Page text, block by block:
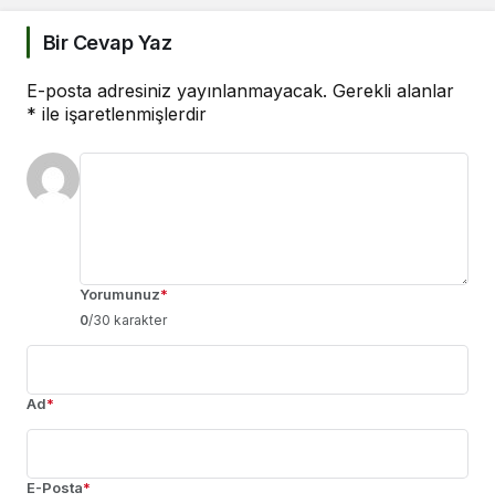
Bir Cevap Yaz
E-posta adresiniz yayınlanmayacak. Gerekli alanlar
* ile işaretlenmişlerdir
Yorumunuz*
0/30 karakter
Ad*
E-Posta*